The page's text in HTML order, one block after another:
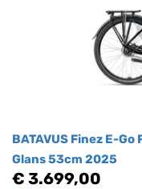
BATAVUS Finez E-
Glans 53cm 2025
€ 3.699,00